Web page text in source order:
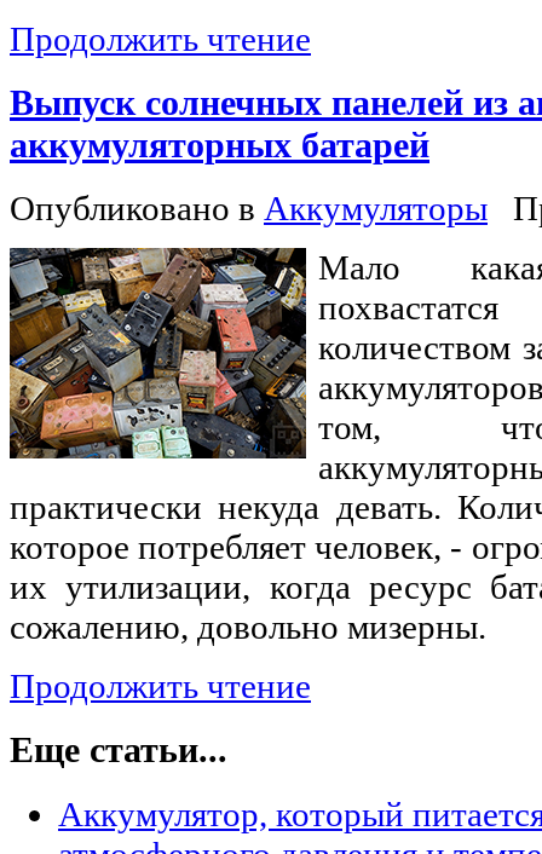
Продолжить чтение
Выпуск солнечных панелей из
аккумуляторных батарей
Опубликовано в Аккумуляторы
Мало
количеством
том, что
практически некуда девать.
которое потребляет человек, -
их утилизации, когда ресурс
сожалению, довольно мизерны.
Продолжить чтение
Еще статьи...
Аккумулятор, который